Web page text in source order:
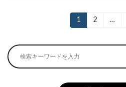
の
ペ
固
定
ー
ジ
1
固
ー
2 …